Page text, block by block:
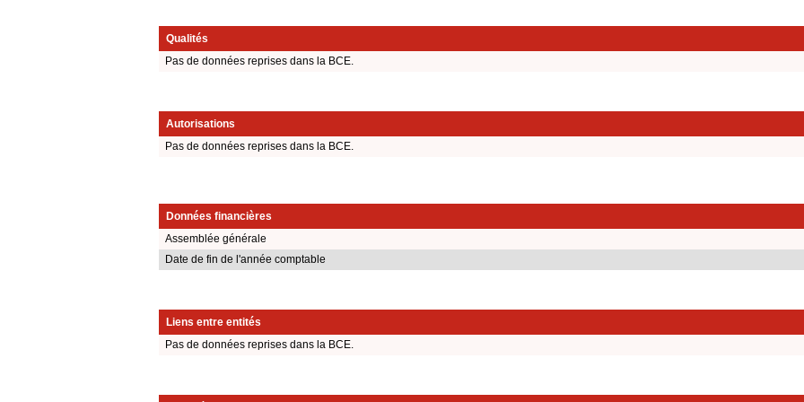
Qualités
Pas de données reprises dans la BCE.
Autorisations
Pas de données reprises dans la BCE.
Données financières
Assemblée générale
Date de fin de l'année comptable
Liens entre entités
Pas de données reprises dans la BCE.